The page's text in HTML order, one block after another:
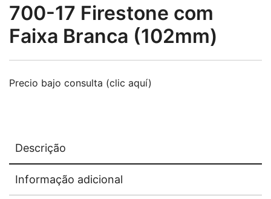
700-17 Firestone com
Faixa Branca (102mm)
Precio bajo consulta (clic aquí)
Descrição
Informação adicional